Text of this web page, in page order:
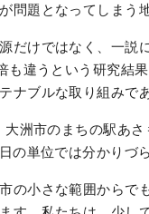
問題となってしまう
だけではなく、一説
も違うという研究結
ナブルな取り組みで
洲市のまちの駅あ
の単位では分かりづ
の小さな範囲からで